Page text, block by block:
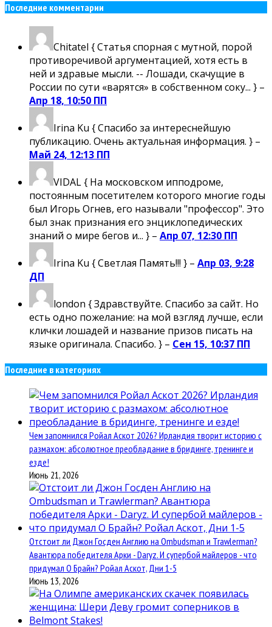
Последние комментарии
Chitatel { Статья спорная с мутной, порой
противоречивой аргументацией, хотя есть в
ней и здравые мысли. -- Лошади, скачущие в
России по сути «варятся» в собственном соку... } –
Апр 18, 10:50 ПП
Irina Ku { Спасибо за интереснейшую
публикацию. Очень актуальная информация. } –
Май 24, 12:13 ПП
VIDAL{ На московском ипподроме,
постоянным посетителем которого многие годы
был Игорь Огнев, его называли "профессор". Это
был знак признания его энциклопедических
знаний о мире бегов и... } – Апр 07, 12:30 ПП
Irina Ku { Светлая Память!!! } – Апр 03, 9:28
ДП
london { Здравствуйте. Спасибо за сайт. Но
есть одно пожелание: на мой взгляд лучше, если
клички лошадей и название призов писать на
языке оригинала. Спасибо. } – Сен 15, 10:37 ПП
Последние в категориях
Чем запомнился Ройал Аскот 2026? Ирландия творит историю с
размахом: абсолютное преобладание в бридинге, тренинге и
езде!
Июнь 21, 2026
Отстоит ли Джон Госден Англию на Ombudsman и Trawlerman?
Авантюра победителя Арки - Daryz. И супербой майлеров - что
придумал О Брайн? Ройал Аскот, Дни 1-5
Июнь 13, 2026